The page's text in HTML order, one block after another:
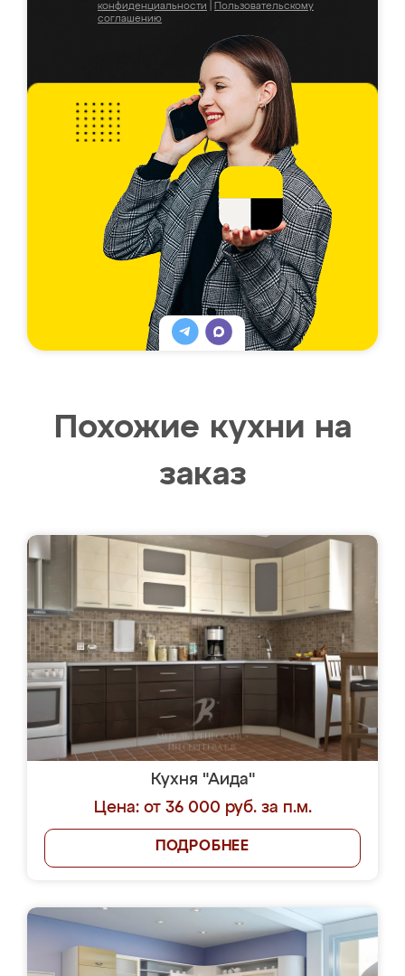
конфиденциальности
Пользовательскому
соглашению
Похожие кухни на
заказ
Кухня "Аида"
Цена: от 36 000 руб. за п.м.
ПОДРОБНЕЕ